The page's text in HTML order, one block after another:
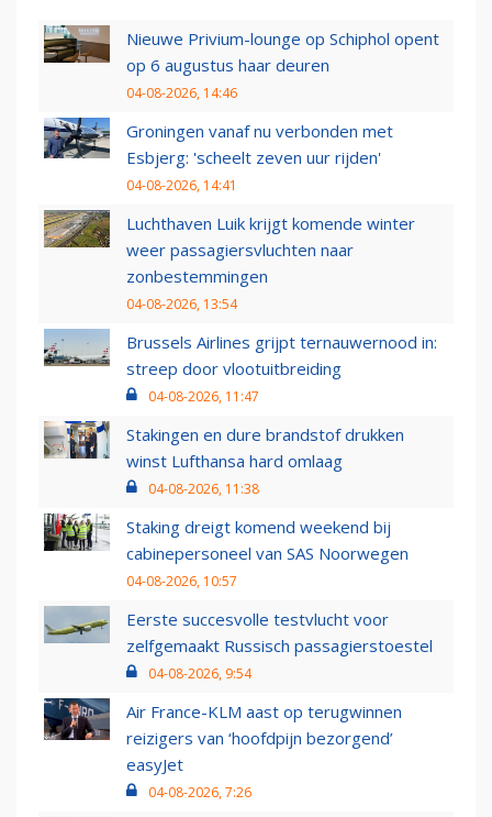
Nieuwe Privium-lounge op Schiphol opent
op 6 augustus haar deuren
04-08-2026, 14:46
Groningen vanaf nu verbonden met
Esbjerg: 'scheelt zeven uur rijden'
04-08-2026, 14:41
Luchthaven Luik krijgt komende winter
weer passagiersvluchten naar
zonbestemmingen
04-08-2026, 13:54
Brussels Airlines grijpt ternauwernood in:
streep door vlootuitbreiding
04-08-2026, 11:47
Stakingen en dure brandstof drukken
winst Lufthansa hard omlaag
04-08-2026, 11:38
Staking dreigt komend weekend bij
cabinepersoneel van SAS Noorwegen
04-08-2026, 10:57
Eerste succesvolle testvlucht voor
zelfgemaakt Russisch passagierstoestel
04-08-2026, 9:54
Air France-KLM aast op terugwinnen
reizigers van ‘hoofdpijn bezorgend’
easyJet
04-08-2026, 7:26